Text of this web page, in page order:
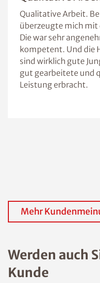
Qualitative Arbeit.
überzeugte mich mit
Die war sehr
kompetent. Und die
sind wirklich gute
gut gearbeitete und
Leistung erbracht.
Mehr
Werden auch
Kunde